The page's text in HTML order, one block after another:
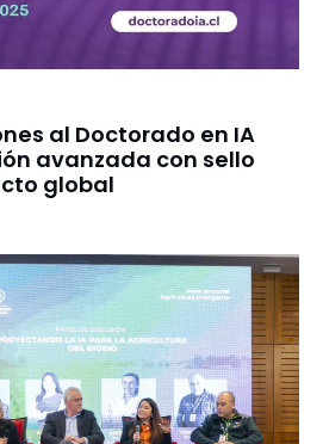
al Doctorado en IA
avanzada con sello
global